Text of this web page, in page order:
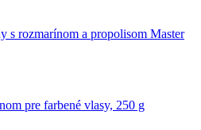
s rozmarínom a propolisom Master
pre farbené vlasy, 250 g